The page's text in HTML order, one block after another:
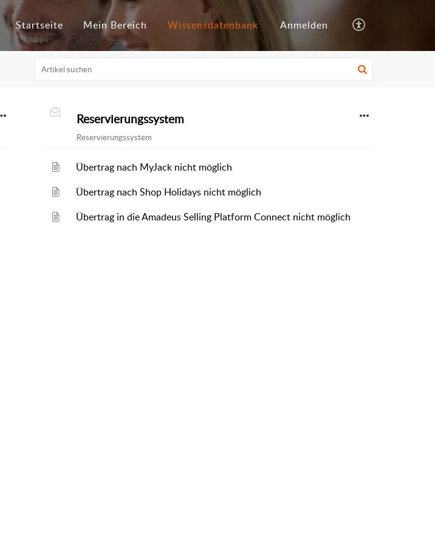
Startseite Mein Bereich Wissensdatenbank Anmelden
Reservierungssystem
Reservierungssystem
Übertrag nach MyJack nicht möglich
Übertrag nach Shop Holidays nicht möglich
Übertrag in die Amadeus Selling Platform Connect nicht möglich